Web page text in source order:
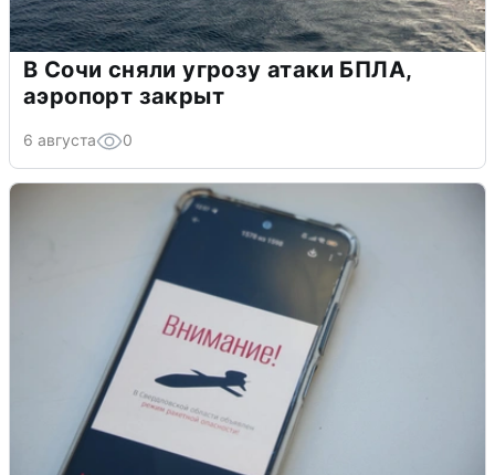
В Сочи сняли угрозу атаки БПЛА,
аэропорт закрыт
6 августа 0